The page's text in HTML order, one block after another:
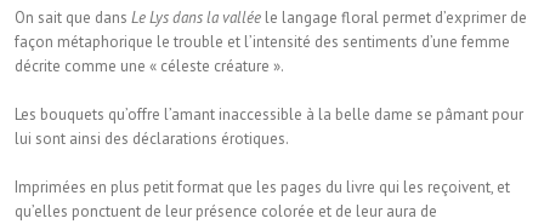
On sait que dans Le Lys dans la vallée le langage floral permet d’exprimer de
façon métaphorique le trouble et l’intensité des sentiments d’une femme
décrite comme une « céleste créature ».
Les bouquets qu’offre l’amant inaccessible à la belle dame se pâmant pour
lui sont ainsi des déclarations érotiques.
Imprimées en plus petit format que les pages du livre qui les reçoivent, et
qu’elles ponctuent de leur présence colorée et de leur aura de